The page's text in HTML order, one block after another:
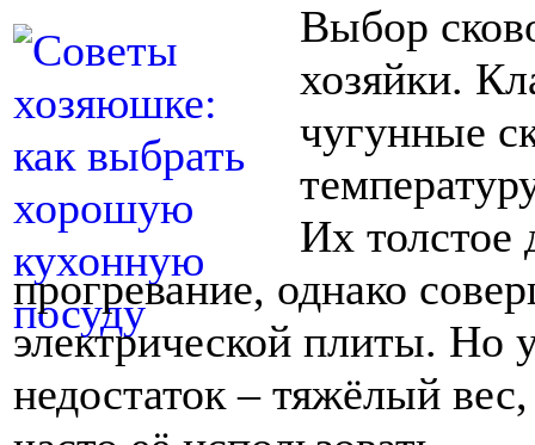
Выбор
хозяйки.
чугунные
Их толстое
прогревание, однако
электрической плиты. Но
недостаток – тяжёлый